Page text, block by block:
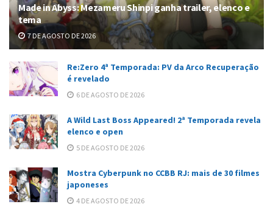
Made in Abyss: Mezameru Shinpi ganha trailer, elenco e
tema
7 DE AGOSTO DE 2026
Re:Zero 4ª Temporada: PV da Arco Recuperação
é revelado
6 DE AGOSTO DE 2026
A Wild Last Boss Appeared! 2ª Temporada revela
elenco e open
5 DE AGOSTO DE 2026
Mostra Cyberpunk no CCBB RJ: mais de 30 filmes
japoneses
4 DE AGOSTO DE 2026